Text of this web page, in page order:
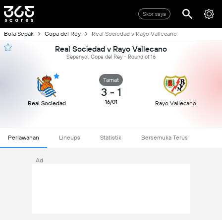
Skor saya
Bola Sepak Copa del Rey Real Sociedad v Rayo Vallecano
Real Sociedad v Rayo Vallecano
Sepanyol, Copa del Rey - Round of 16
Real Sociedad
Tamat
3 - 1
16/01 Rayo Vallecano
Perlawanan Lineups Statistik Bersemuka Terus
Ad